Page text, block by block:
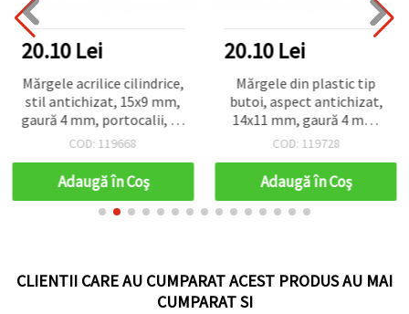
20.10 Lei
Mărgele acrilice cilindrice,
stil antichizat, 15x9 mm,
gaură 4 mm, portocalii, 50
g (~75 buc.)
COD: 119668
Adaugă în Coş
20.10 Lei
Mărgele din plastic tip
butoi, aspect antichizat,
14x11 mm, gaură 4 mm,
maro – 50 g ~55 buc.
COD: 119728
Adaugă în Coş
CLIENTII CARE AU CUMPARAT ACEST PRODUS AU MAI
CUMPARAT SI